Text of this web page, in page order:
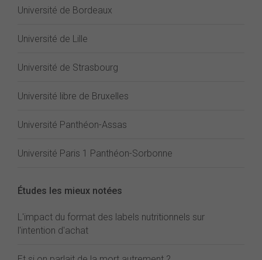
Université de Bordeaux
Université de Lille
Université de Strasbourg
Université libre de Bruxelles
Université Panthéon-Assas
Université Paris 1 Panthéon-Sorbonne
Études les mieux notées
L'impact du format des labels nutritionnels sur
l'intention d'achat